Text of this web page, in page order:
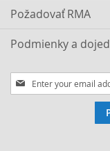
Požadovať RMA
Podmienky a
Sign
Up